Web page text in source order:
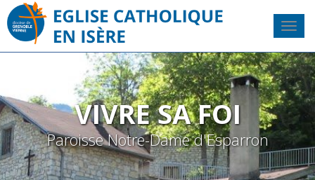
VIVRE SA FOI
Paroisse Notre-Dame d'Esparron